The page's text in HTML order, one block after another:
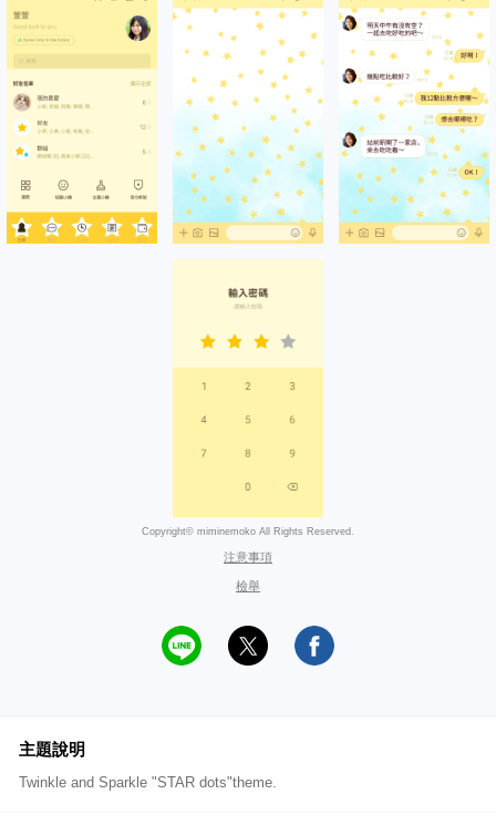
Copyright© miminemoko All Rights Reserved.
注意事項
檢舉
主題說明
Twinkle and Sparkle "STAR dots"theme.